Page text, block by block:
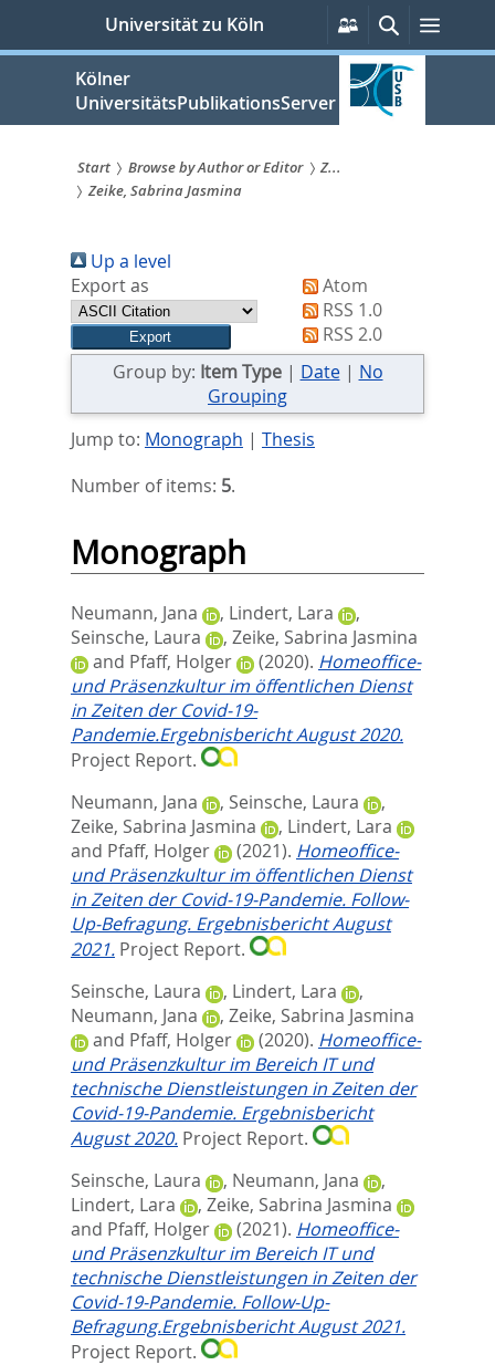
springen
Universität zu Köln
Persönliche
Services
Suche
Kölner
UniversitätsPublikationsServer
Sie
sind
hier:
Start Browse by Author or Editor
Z...
Zeike, Sabrina Jasmina
Up a level
Export as
Atom
RSS 1.0
RSS 2.0
Group by: Item Type| Date| No
Grouping
Jump to: Monograph | Thesis
Number of items: 5.
Monograph
Neumann, Jana , Lindert, Lara
,
Seinsche, Laura
, Zeike, Sabrina Jasmina
and Pfaff, Holger (2020). Homeoffice-
und Präsenzkultur im öffentlichen Dienst
in Zeiten der Covid-19-
Pandemie.Ergebnisbericht August 2020.
Project Report.
Neumann, Jana
, Seinsche, Laura
,
Zeike, Sabrina Jasmina
, Lindert, Lara
and Pfaff, Holger (2021). Homeoffice-
und Präsenzkultur im öffentlichen Dienst
in Zeiten der Covid-19-Pandemie. Follow-
Up-Befragung. Ergebnisbericht August
2021. Project Report.
Seinsche, Laura
, Lindert, Lara
,
Neumann, Jana
, Zeike, Sabrina Jasmina
and Pfaff, Holger (2020). Homeoffice-
und Präsenzkultur im Bereich IT und
technische Dienstleistungen in Zeiten der
Covid-19-Pandemie. Ergebnisbericht
August 2020. Project Report.
Seinsche, Laura
, Neumann, Jana
,
Lindert, Lara
, Zeike, Sabrina Jasmina
and Pfaff, Holger (2021). Homeoffice-
und Präsenzkultur im Bereich IT und
technische Dienstleistungen in Zeiten der
Covid-19-Pandemie. Follow-Up-
Befragung.Ergebnisbericht August 2021.
Project Report.